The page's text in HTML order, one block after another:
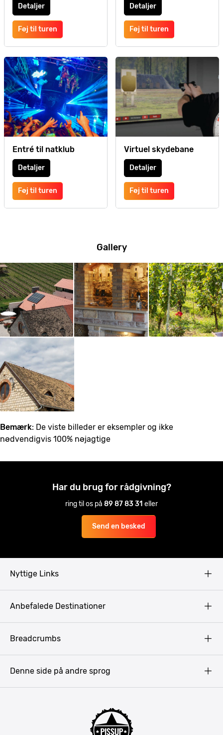
Detaljer
Føj til turen
Detaljer
Føj til turen
Entré til natklub
Detaljer
Føj til turen
Virtuel skydebane
Detaljer
Føj til turen
Gallery
Bemærk: De viste billeder er eksempler og ikke
nødvendigvis 100% nøjagtige
Har du brug for rådgivning?
ring til os på 89 87 83 31 eller
Send en besked
Nyttige Links
Anbefalede Destinationer
Breadcrumbs
Denne side på andre sprog